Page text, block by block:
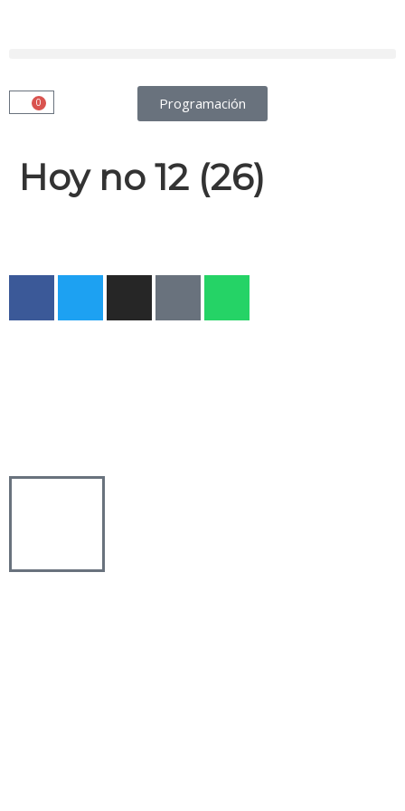
Programación
0
Hoy no 12 (26)